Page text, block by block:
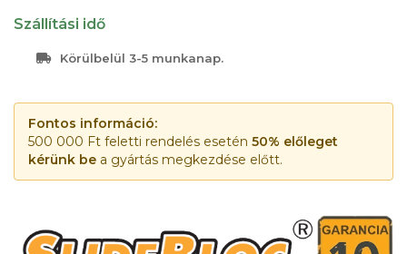
Szállítási idő
Körülbelül 3-5 munkanap.
Fontos információ:
500 000 Ft feletti rendelés esetén 50% előleget
kérünk be a gyártás megkezdése előtt.